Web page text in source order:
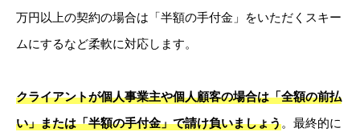
万円以上の契約の場合は「半額の手付金」をいただくスキー
ムにするなど柔軟に対応します。
クライアントが個人事業主や個人顧客の場合は「全額の前払
い」または「半額の手付金」で請け負いましょう。最終的に